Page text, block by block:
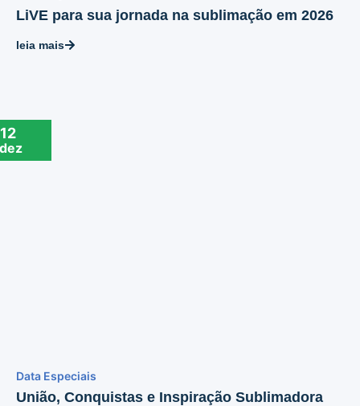
LiVE para sua jornada na sublimação em 2026
leia mais
12
dez
Data Especiais
União, Conquistas e Inspiração Sublimadora